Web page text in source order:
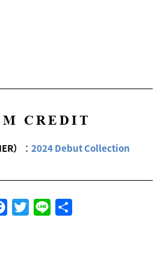
CREDIT
） ： 2024 Debut Collection
FacebookTwitterLine